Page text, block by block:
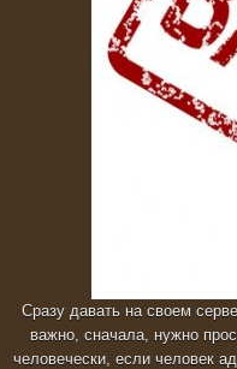
Сразу давать на своем
важно, сначала, нужно
человечески, если человек